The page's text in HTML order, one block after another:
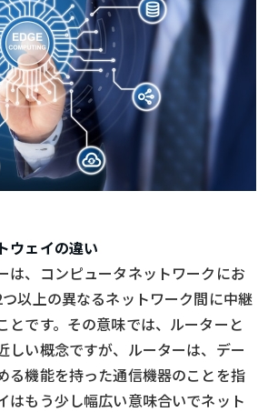
ウェイの違い
は、コンピュータネットワークにお
以上の異なるネットワーク間に中継
とです。その意味では、ルーターと
しい概念ですが、ルーターは、デー
る機能を持った通信機器のことを指
はもう少し幅広い意味合いでネット